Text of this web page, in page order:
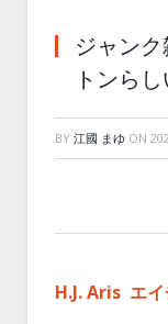
ジャン
トンら
BY 江國 まゆ ON
H.J. Aris エ